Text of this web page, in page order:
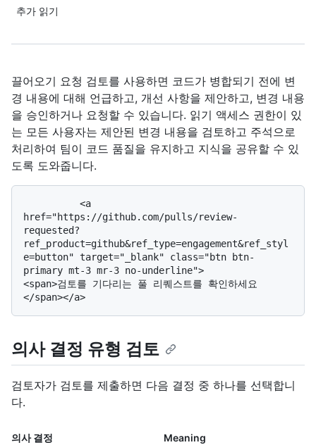
추가 읽기
끌어오기 요청 검토를 사용하면 코드가 병합되기 전에 변
경 내용에 대해 언급하고, 개선 사항을 제안하고, 변경 내용
을 승인하거나 요청할 수 있습니다. 읽기 액세스 권한이 있
는 모든 사용자는 제안된 변경 내용을 검토하고 주석으로
처리하여 팀이 코드 품질을 유지하고 지식을 공유할 수 있
도록 도와줍니다.
href="https://github.com/pulls/review-
requested?
ref_product=github&ref_type=engagement&ref_styl
e=button" target="_blank" class="btn btn-
primary mt-3 mr-3 no-underline">
<span>검토를 기다리는 풀 리퀘스트를 확인하세요
의사 결정 유형 검토
검토자가 검토를 제출하면 다음 결정 중 하나를 선택합니
다.
의사 결정 Meaning